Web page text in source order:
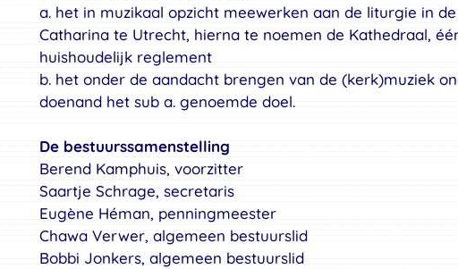
a. het in muzikaal opzicht meewerken aan de liturgie in
Catharina te Utrecht, hierna te noemen de Kathedraal,
huishoudelijk reglement
b. het onder de aandacht brengen van de (kerk)muziek
doenand het sub a. genoemde doel.
De bestuurssamenstelling
Berend Kamphuis, voorzitter
Saartje Schrage, secretaris
Eugène Héman, penningmeester
Chawa Verwer, algemeen bestuurslid
Bobbi Jonkers, algemeen bestuurslid